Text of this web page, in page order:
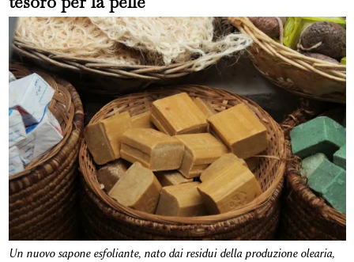
Un nuovo sapone esfoliante, nato dai residui della produzione olearia,